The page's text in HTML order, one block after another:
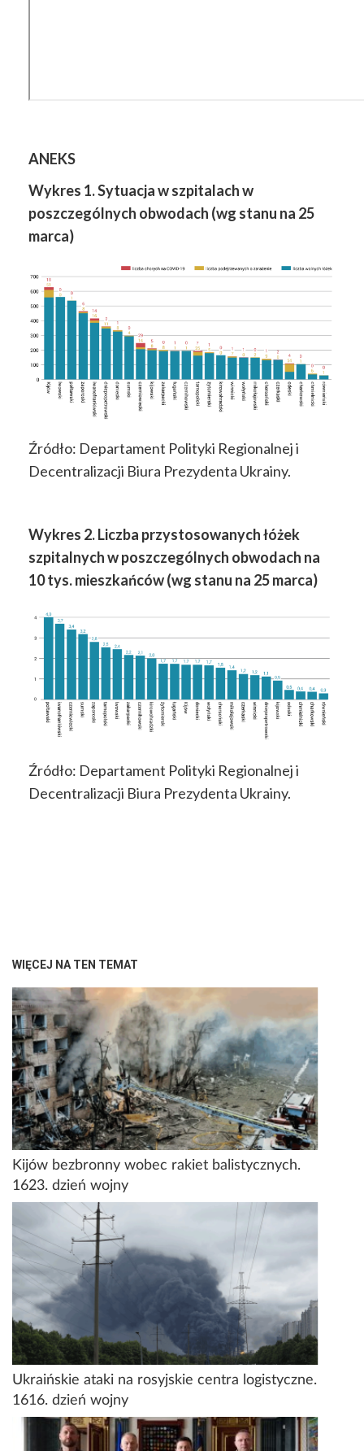
ANEKS
Wykres 1. Sytuacja w szpitalach w
poszczególnych obwodach (wg stanu na 25
marca)
Źródło: Departament Polityki Regionalnej i
Decentralizacji Biura Prezydenta Ukrainy.
Wykres 2. Liczba przystosowanych łóżek
szpitalnych w poszczególnych obwodach na
10 tys. mieszkańców (wg stanu na 25 marca)
Źródło: Departament Polityki Regionalnej i
Decentralizacji Biura Prezydenta Ukrainy.
WIĘCEJ NA TEN TEMAT
Kijów bezbronny wobec rakiet balistycznych.
1623. dzień wojny
Ukraińskie ataki na rosyjskie centra logistyczne.
1616. dzień wojny